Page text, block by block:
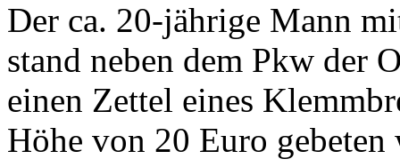
Der ca. 20-jährige Mann
stand neben dem Pkw der
einen Zettel eines
Höhe von 20 Euro